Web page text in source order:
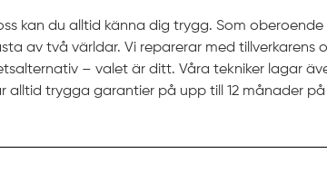
kan du alltid känna dig trygg. Som
av två världar. Vi reparerar med tillverkarens
– valet är ditt. Våra tekniker lagar
alltid trygga garantier på upp till 12 månader